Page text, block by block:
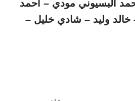
البسيوني مودي – أحمد
وليد – شادي خليل –